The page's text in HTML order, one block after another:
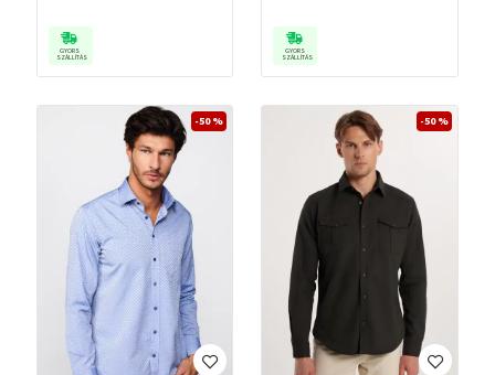
GYORS
SZÁLLÍTÁS
GYORS
SZÁLLÍTÁS
-50 % -50 %